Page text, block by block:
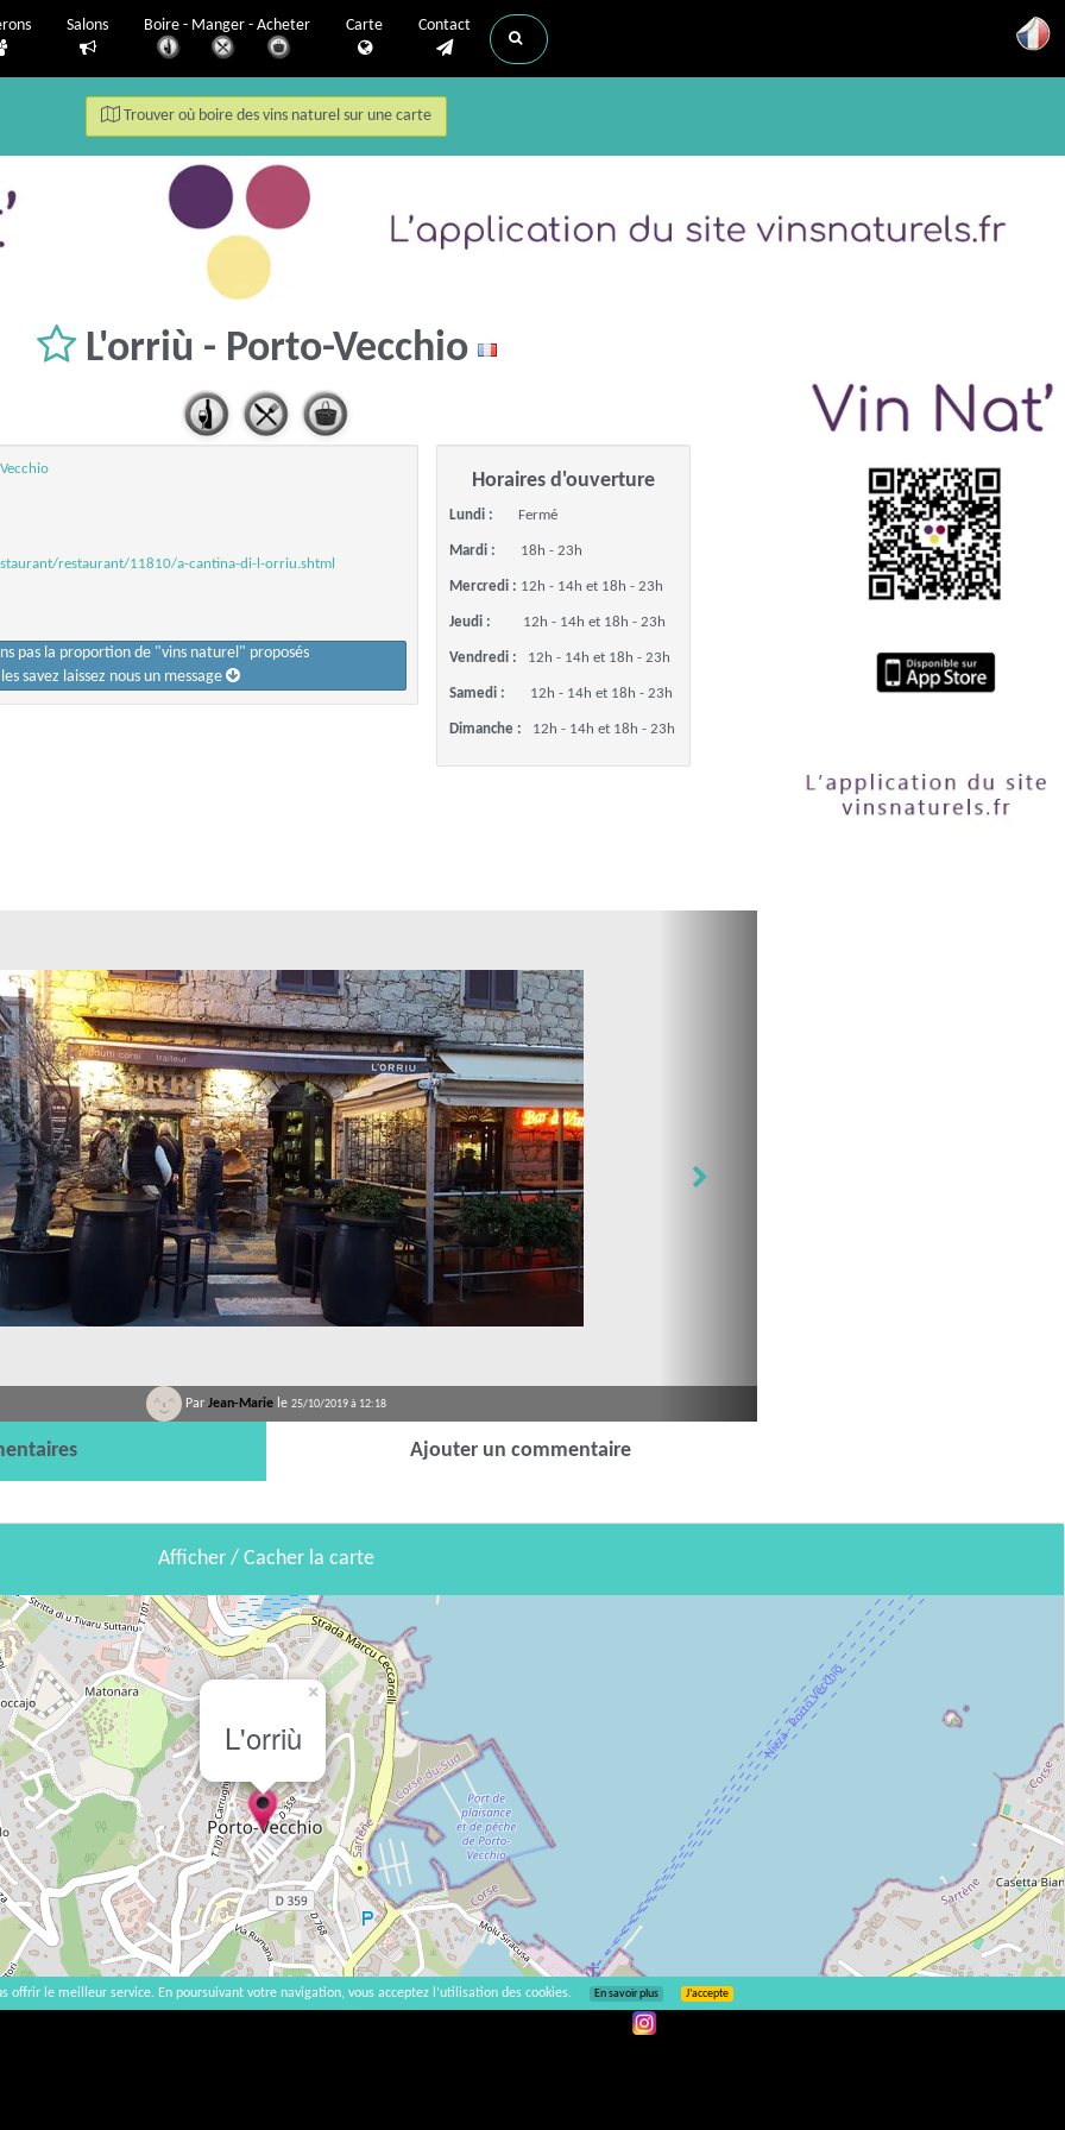
Salons Boire - Manger - Acheter Carte Contact
Trouver où boire des vins naturel sur une carte
L'orriù - Porto-Vecchio
restaurant/11810/a-cantina-di-l-orriu.shtml
pas la proportion de "vins naturel" proposés
savez laissez nous un message
Horaires d'ouverture
Lundi : Fermé
Mardi : 18h - 23h
Mercredi : 12h - 14h et 18h - 23h
Jeudi : 12h - 14h et 18h - 23h
Vendredi : 12h - 14h et 18h - 23h
Samedi : 12h - 14h et 18h - 23h
Dimanche : 12h - 14h et 18h - 23h
Par Jean-Marie le 25/10/2019 à 12:18
Ajouter un commentaire
Afficher / Cacher la carte
L'orriù
×
offrir le meilleur service. En poursuivant votre navigation, vous acceptez l’utilisation des cookies. En savoir plus J’accepte